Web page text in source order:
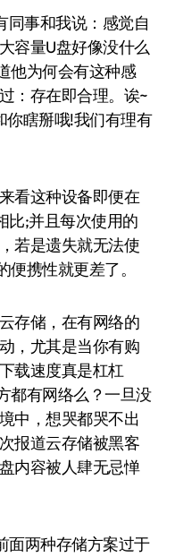
事和我说：感觉自
容量U盘好像没什么
他为何会有这种感
：存在即合理。诶~
你瞎掰哦!我们有理有
这种设备即便在
比;并且每次使用的
若是遗失就无法使
携性就更差了。
储，在有网络的
，尤其是当你有购
载速度真是杠杠
都有网络么？一旦没
中，想哭都哭不出
报道云存储被黑客
内容被人肆无忌惮
两种存储方案过于